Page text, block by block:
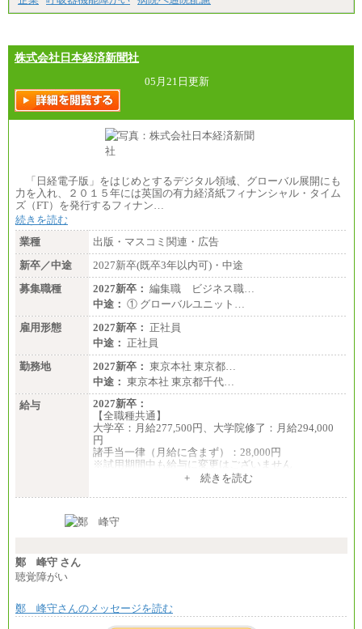
株式会社日本経済新聞社
05月21日更新
「日経電子版」をはじめとするデジタル領域、グローバル展開にも
力を入れ、２０１５年には英国の有力経済紙フィナンシャル・タイム
ズ（FT）を発行するフィナン…
続きを読む
業種
出版・マスコミ関連・広告
新卒／中途
2027新卒(既卒3年以内可)・中途
募集職種
2027新卒： 編集職 ビジネス職…
中途： ① グローバルユニット…
雇用形態
2027新卒： 正社員
中途： 正社員
勤務地
2027新卒： 東京本社 東京都…
中途： 東京本社 東京都千代…
給与
2027新卒：
【全職種共通】
大学卒：月給277,500円、大学院修了：月給294,000
円
諸手当一律（月給に含まず）：28,000円
※試用期間中も給与に変更はございません
月給370,000円～
ます。
+ 続きを読む
鄭 峰守 さん
聴覚障がい
鄭 峰守さんのメッセージを読む